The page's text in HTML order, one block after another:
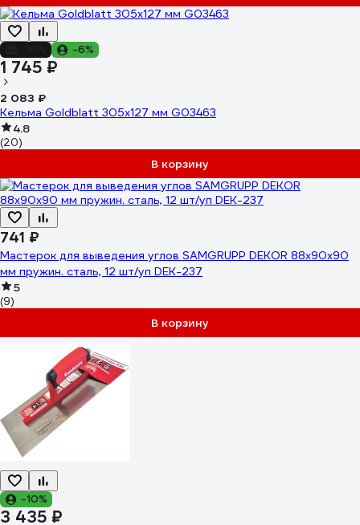
-6%
1 745 ₽
2 083 ₽
Кельма Goldblatt 305x127 мм G03463
4.8
(20)
В корзину
741 ₽
Мастерок для выведения углов SAMGRUPP DEKOR 88х90х90
мм пружин. сталь, 12 шт/уп DEK-237
5
(9)
В корзину
-10%
3 435 ₽